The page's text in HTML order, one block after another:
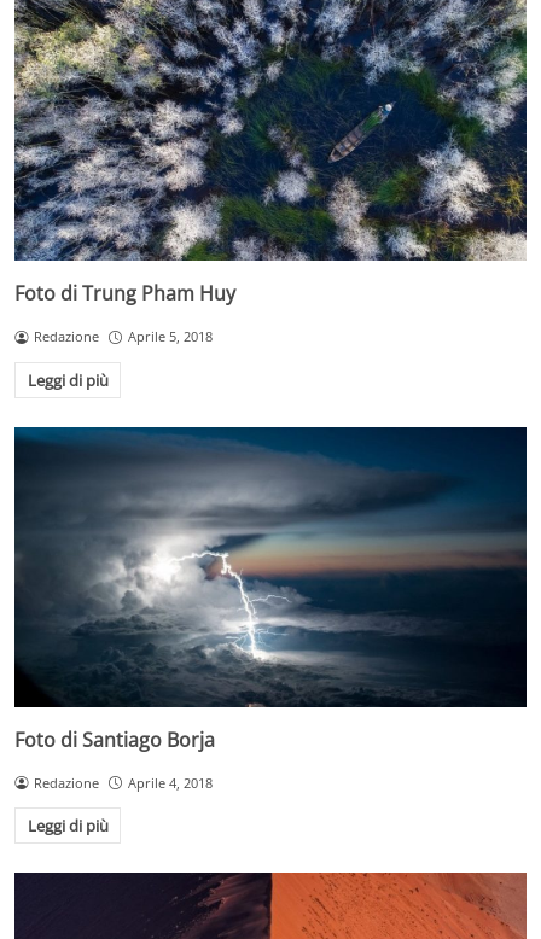
Foto di Trung Pham Huy
Redazione Aprile 5, 2018
Leggi di più
Foto di Santiago Borja
Redazione Aprile 4, 2018
Leggi di più